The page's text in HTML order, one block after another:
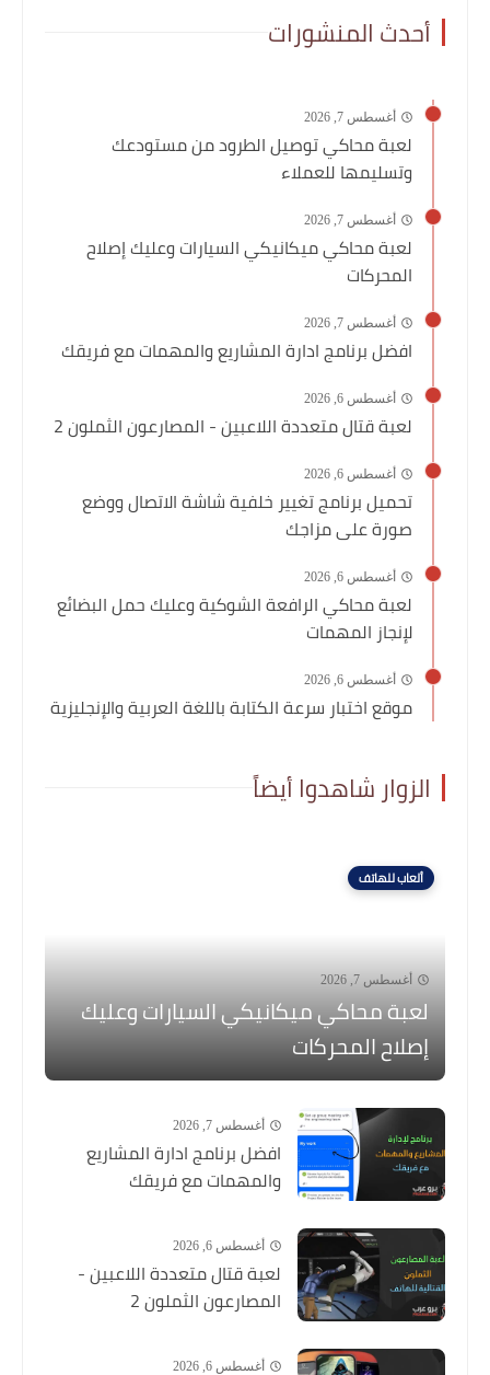
أحدث المنشورات
أغسطس 7, 2026
لعبة محاكي توصيل الطرود من مستودعك
وتسليمها للعملاء
أغسطس 7, 2026
لعبة محاكي ميكانيكي السيارات وعليك إصلاح
المحركات
أغسطس 7, 2026
افضل برنامج ادارة المشاريع والمهمات مع فريقك
أغسطس 6, 2026
لعبة قتال متعددة اللاعبين - المصارعون الثملون 2
أغسطس 6, 2026
تحميل برنامج تغيير خلفية شاشة الاتصال ووضع
صورة على مزاجك
أغسطس 6, 2026
لعبة محاكي الرافعة الشوكية وعليك حمل البضائع
لإنجاز المهمات
أغسطس 6, 2026
موقع اختبار سرعة الكتابة باللغة العربية والإنجليزية
الزوار شاهدوا أيضاً
ألعاب للهاتف
أغسطس 7, 2026
لعبة محاكي ميكانيكي السيارات وعليك
إصلاح المحركات
أغسطس 7, 2026
افضل برنامج ادارة المشاريع
والمهمات مع فريقك
أغسطس 6, 2026
لعبة قتال متعددة اللاعبين -
المصارعون الثملون 2
أغسطس 6, 2026